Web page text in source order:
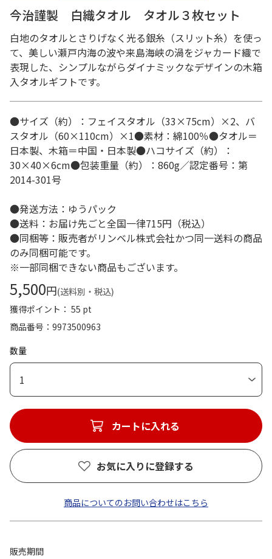
今治謹製 白織タオル タオル３枚セット
白地のタオルとさりげなく光る銀糸（スリット糸）を使っ
て、美しい瀬戸内海の波や来島海峡の渦をジャカード織で
表現した、シンプルながらダイナミックなデザインの木箱
入タオルギフトです。
●サイズ（約）：フェイスタオル（33×75cm）×2、バ
スタオル（60×110cm）×1●素材：綿100％●タオル＝
日本製、木箱＝中国・日本製●ハコサイズ（約）：
30×40×6cm●包装重量（約）：860g／認定番号：第
2014-301号
●発送方法：ゆうパック
●送料：お届け先ごと全国一律715円（税込）
●同梱等：販売者がリンベル株式会社かつ同一送料の商品
のみ同梱可能です。
※一部同梱できない商品もございます。
5,500円(送料別・税込)
獲得ポイント： 55 pt
商品番号
9973500963
数量
1
カートに入れる
お気に入りに登録する
商品についてのお問い合わせはこちら
販売期間